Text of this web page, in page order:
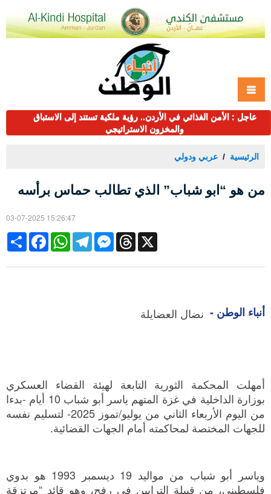
عاجل : الأمن الغذائي في الأردن.. رؤية ملكية تستند إلى الاستباق
والمخزون الاستراتيجي
الرئيسية عربي ودولي
من هو “ابو شباب” الذي تطالب حماس برأسه
03-07-2025 15:26:47
Share
FacebookWhatsAppTelegramMessengerThreads X
أنباء الوطن - نضال العضايلة
أمهلت المحكمة الثورية التابعة لهيئة القضاء العسكري
بوزارة الداخلية في غزة المتهم ياسر أبو شباب 10 أيام -بدءا
من اليوم الأربعاء الثاني من يوليو/تموز 2025- لتسليم نفسه
للجهات المختصة لمحاكمته أمام الجهات القضائية.
وياسر أبو شباب من مواليد 19 ديسمبر 1993 هو بدوي
فلسطيني، من قبيلة الترابين في رفح، وهو قائد “مرتزقة